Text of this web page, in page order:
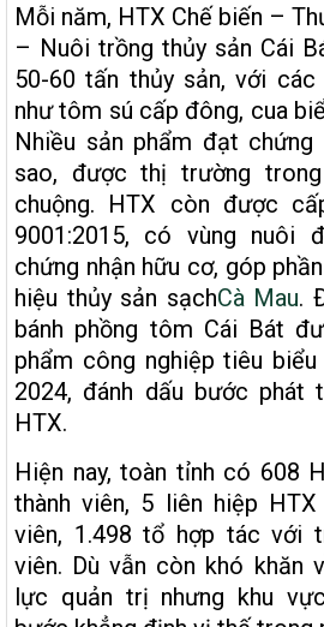
Mỗi năm, HTX Chế biến –
– Nuôi trồng thủy sản Cái
50-60 tấn thủy sản, với
như tôm sú cấp đông, cua
Nhiều sản phẩm đạt chứng
sao, được thị trường
chuộng. HTX còn được
9001:2015, có vùng nuôi
chứng nhận hữu cơ, góp
hiệu thủy sản sạchCà Mau.
bánh phồng tôm Cái Bát
phẩm công nghiệp tiêu
2024, đánh dấu bước phát
HTX.
Hiện nay, toàn tỉnh có 608
thành viên, 5 liên hiệp
viên, 1.498 tổ hợp tác với
viên. Dù vẫn còn khó khăn
lực quản trị nhưng khu